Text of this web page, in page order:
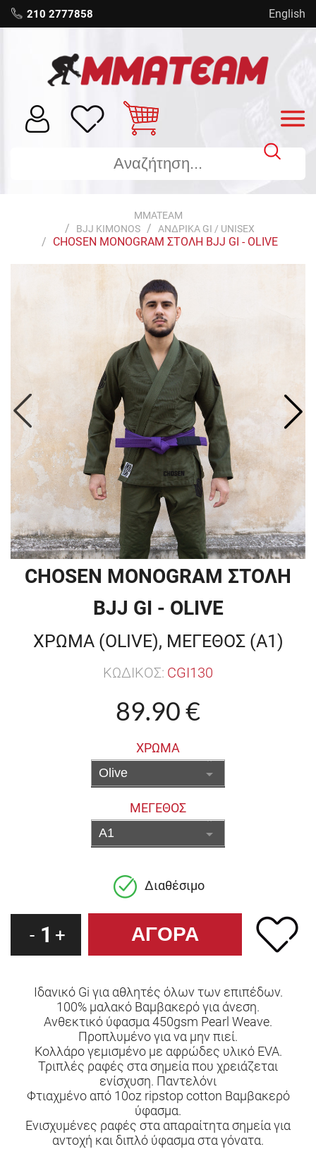
210 2777858 English
MMATEAM
BJJ KIMONOS
ΑΝΔΡΙΚΑ GI / UNISEX
CHOSEN MONOGRAM ΣΤΟΛΗ BJJ GI - OLIVE
CHOSEN MONOGRAM ΣΤΟΛΗ
BJJ GI - OLIVE
ΧΡΩΜΑ (OLIVE), ΜΕΓΕΘΟΣ (A1)
ΚΩΔΙΚΟΣ: CGI130
89.90 €
ΧΡΩΜΑ
ΜΕΓΕΘΟΣ
Διαθέσιμο
- 1 +
Ιδανικό Gi για αθλητές όλων των επιπέδων.
100% μαλακό Βαμβακερό για άνεση.
Ανθεκτικό ύφασμα 450gsm Pearl Weave.
Προπλυμένο για να μην πιεί.
Κολλάρο γεμισμένο με αφρώδες υλικό EVA.
Τριπλές ραφές στα σημεία που χρειάζεται
ενίσχυση. Παντελόνι
Φτιαχμένο από 10oz ripstop cotton Βαμβακερό
ύφασμα.
Ενισχυμένες ραφές στα απαραίτητα σημεία για
αντοχή και διπλό ύφασμα στα γόνατα.